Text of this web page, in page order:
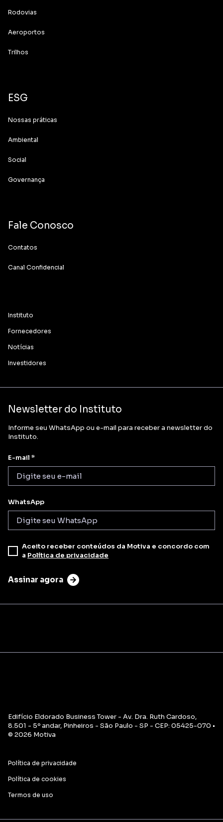
Rodovias
Aeroportos
Trilhos
ESG
Nossas práticas
Ambiental
Social
Governança
Fale Conosco
Contatos
Canal Confidencial
Instituto
Fornecedores
Notícias
Investidores
Newsletter do Instituto
Informe seu WhatsApp ou e-mail para receber a newsletter do
Instituto.
E-mail *
WhatsApp
Aceito receber conteúdos da Motiva e concordo com
a Política de privacidade
Assinar agora
Edifício Eldorado Business Tower - Av. Dra. Ruth Cardoso,
8.501 - 5º andar, Pinheiros - São Paulo - SP - CEP: 05425-070 •
© 2026 Motiva
Política de privacidade
Política de cookies
Termos de uso